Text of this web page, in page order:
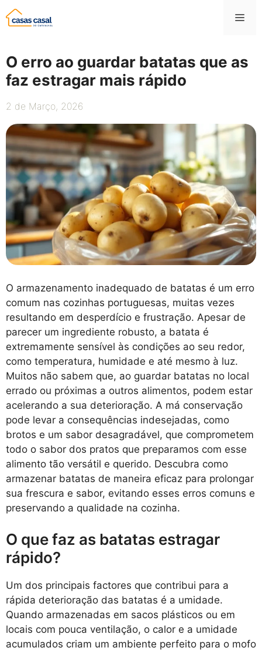
Saltar
para
O erro ao guardar batatas que as
faz estragar mais rápido
2 de Março, 2026
O armazenamento inadequado de batatas é um erro
comum nas cozinhas portuguesas, muitas vezes
resultando em desperdício e frustração. Apesar de
parecer um ingrediente robusto, a batata é
extremamente sensível às condições ao seu redor,
como temperatura, humidade e até mesmo à luz.
Muitos não sabem que, ao guardar batatas no local
errado ou próximas a outros alimentos, podem estar
acelerando a sua deterioração. A má conservação
pode levar a consequências indesejadas, como
brotos e um sabor desagradável, que comprometem
todo o sabor dos pratos que preparamos com esse
alimento tão versátil e querido. Descubra como
armazenar batatas de maneira eficaz para prolongar
sua frescura e sabor, evitando esses erros comuns e
preservando a qualidade na cozinha.
O que faz as batatas estragar
rápido?
Um dos principais factores que contribui para a
rápida deterioração das batatas é a umidade.
Quando armazenadas em sacos plásticos ou em
locais com pouca ventilação, o calor e a umidade
acumulados criam um ambiente perfeito para o mofo